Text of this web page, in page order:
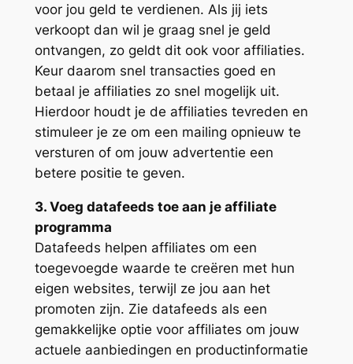
voor jou geld te verdienen. Als jij iets
verkoopt dan wil je graag snel je geld
ontvangen, zo geldt dit ook voor affiliaties.
Keur daarom snel transacties goed en
betaal je affiliaties zo snel mogelijk uit.
Hierdoor houdt je de affiliaties tevreden en
stimuleer je ze om een mailing opnieuw te
versturen of om jouw advertentie een
betere positie te geven.
3. Voeg datafeeds toe aan je affiliate
programma
Datafeeds helpen affiliates om een
toegevoegde waarde te creëren met hun
eigen websites, terwijl ze jou aan het
promoten zijn. Zie datafeeds als een
gemakkelijke optie voor affiliates om jouw
actuele aanbiedingen en productinformatie